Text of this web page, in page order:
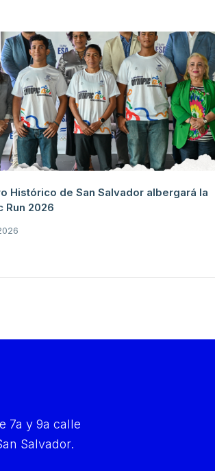
Histórico de San Salvador albergará la
Run 2026
7a y 9a calle
Salvador.